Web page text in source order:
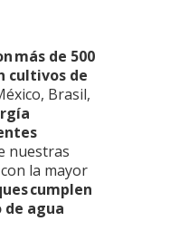
más de 500
cultivos de
Brasil,
nuestras
la mayor
cumplen
de agua